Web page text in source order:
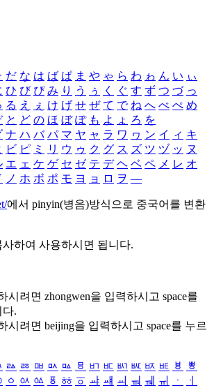
だ な は ば ぱ ま や ゃ ら わ ゎ ん い ぃ
ひ び ぴ み り う ぅ く ぐ す ず つ づ っ
る え ぇ け げ せ ぜ て で ね へ べ ぺ め
と ど の ほ ぼ ぽ も よ ょ ろ を
ナ ハ バ パ マ ヤ ャ ラ ワ ヮ ン イ ィ キ
ビ ピ ミ リ ウ ゥ ク グ ス ズ ツ ヅ ッ ヌ
エ ェ ケ ゲ セ ゼ テ デ ヘ ベ ペ メ レ オ
ノ ホ ボ ポ モ ヨ ョ ロ ヲ ―
에서 pinyin(병음)방식으로 중국어를 변환
하여 사용하시면 됩니다.
시려면 zhongwen을 입력하시고 space를
다.
시려면 beijing을 입력하시고 space를 누르
ㅬ ㅭ ㅮ ㅯ ㅰ ㅱ ㅲ ㅳ ㅴ ㅵ ㅶ ㅷ ㅸ
ㅹ
ㆁ ㆂ ㆃ ㆄ ㆅ ㆆ ㆇ ㆈ ㆉ ㆊ ㆋ ㆌ ㆍ
ㆎ